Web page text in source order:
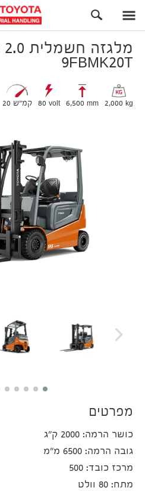
80V מלגזה חשמלית 2.0 טון קומפקטית 9FBMK20T
9FBMK20T
2,000 kg
6,500 mm
80 volt 20 קמ״ש
מפרטים
כושר הרמה: 2000 ק"ג
גובה הרמה: 6500 מ"מ
מרכז כובד: 500
מתח: 80 וולט